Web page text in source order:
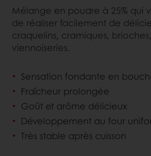
Mélange en poudre à 25% qui
de réaliser facilement de
craquelins, cramiques,
viennoiseries.
Sensation fondante en
Fraîcheur prolongée
Goût et arôme délicieux
Développement au four
Très stable après cuisson